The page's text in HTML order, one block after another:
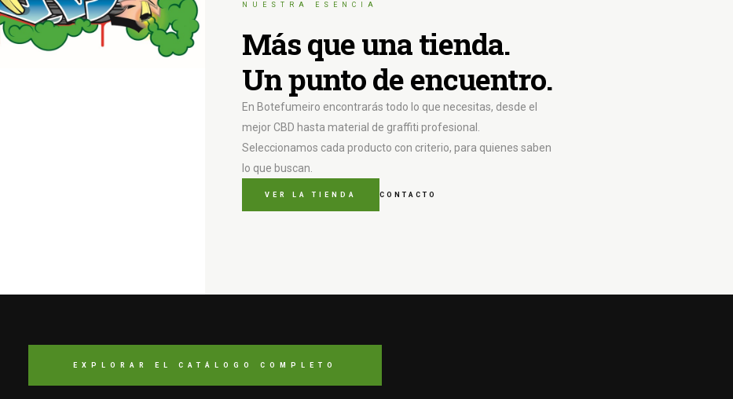
NUESTRA ESENCIA
Más que una tienda.
Un punto de encuentro.
En Botefumeiro encontrarás todo lo que necesitas, desde el
mejor CBD hasta material de graffiti profesional.
Seleccionamos cada producto con criterio, para quienes saben
lo que buscan.
VER LA TIENDA CONTACTO
EXPLORAR EL CATÁLOGO COMPLETO